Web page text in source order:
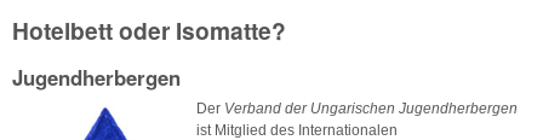
Hotelbett oder Isomatte?
Jugendherbergen
Der Verband der Ungarischen Jugendherbergen
ist Mitglied des Internationalen